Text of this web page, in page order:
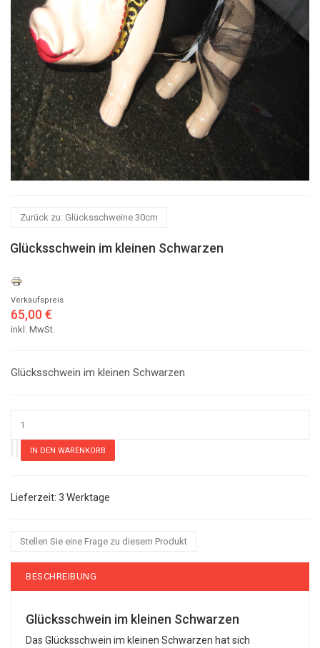
Zurück zu: Glücksschweine 30cm
Glücksschwein im kleinen Schwarzen
Verkaufspreis
65,00 €
inkl. MwSt.
Glücksschwein im kleinen Schwarzen
3 Werktage
Stellen Sie eine Frage zu diesem Produkt
BESCHREIBUNG
Glücksschwein im kleinen Schwarzen
Das Glücksschwein im kleinen Schwarzen hat sich